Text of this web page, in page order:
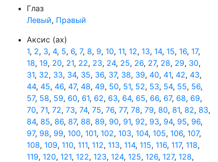
Глаз
Левый, Правый
Аксис (ax)
1, 2, 3, 4, 5, 6, 7, 8, 9, 10, 11, 12, 13, 14, 15, 16, 17,
18, 19, 20, 21, 22, 23, 24, 25, 26, 27, 28, 29, 30,
31, 32, 33, 34, 35, 36, 37, 38, 39, 40, 41, 42, 43,
44, 45, 46, 47, 48, 49, 50, 51, 52, 53, 54, 55, 56,
57, 58, 59, 60, 61, 62, 63, 64, 65, 66, 67, 68, 69,
70, 71, 72, 73, 74, 75, 76, 77, 78, 79, 80, 81, 82, 83,
84, 85, 86, 87, 88, 89, 90, 91, 92, 93, 94, 95, 96,
97, 98, 99, 100, 101, 102, 103, 104, 105, 106, 107,
108, 109, 110, 111, 112, 113, 114, 115, 116, 117, 118,
119, 120, 121, 122, 123, 124, 125, 126, 127, 128,